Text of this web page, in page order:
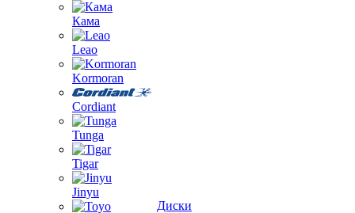
Кама
Leao
Kormoran
Cordiant
Tunga
Tigar
Jinyu
Диски